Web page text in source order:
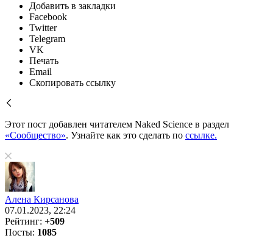
Добавить в закладки
Facebook
Twitter
Telegram
VK
Печать
Email
Скопировать ссылку
Этот пост добавлен читателем Naked Science в раздел
«Сообщество». Узнайте как это сделать по ссылке.
Алена Кирсанова
07.01.2023, 22:24
Рейтинг: +509
Посты: 1085